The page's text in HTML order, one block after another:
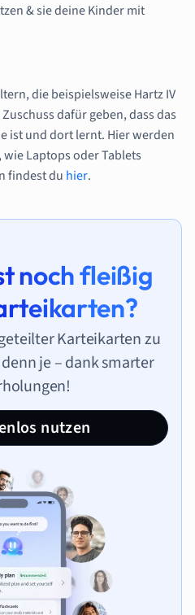
& sie deine Kinder mit
die beispielsweise Hartz IV
dafür geben, dass das
ist und dort lernt. Hier werden
Laptops oder Tablets
findest du hier.
noch fleißig
Karteikarten zu
je – dank smarter
nutzen